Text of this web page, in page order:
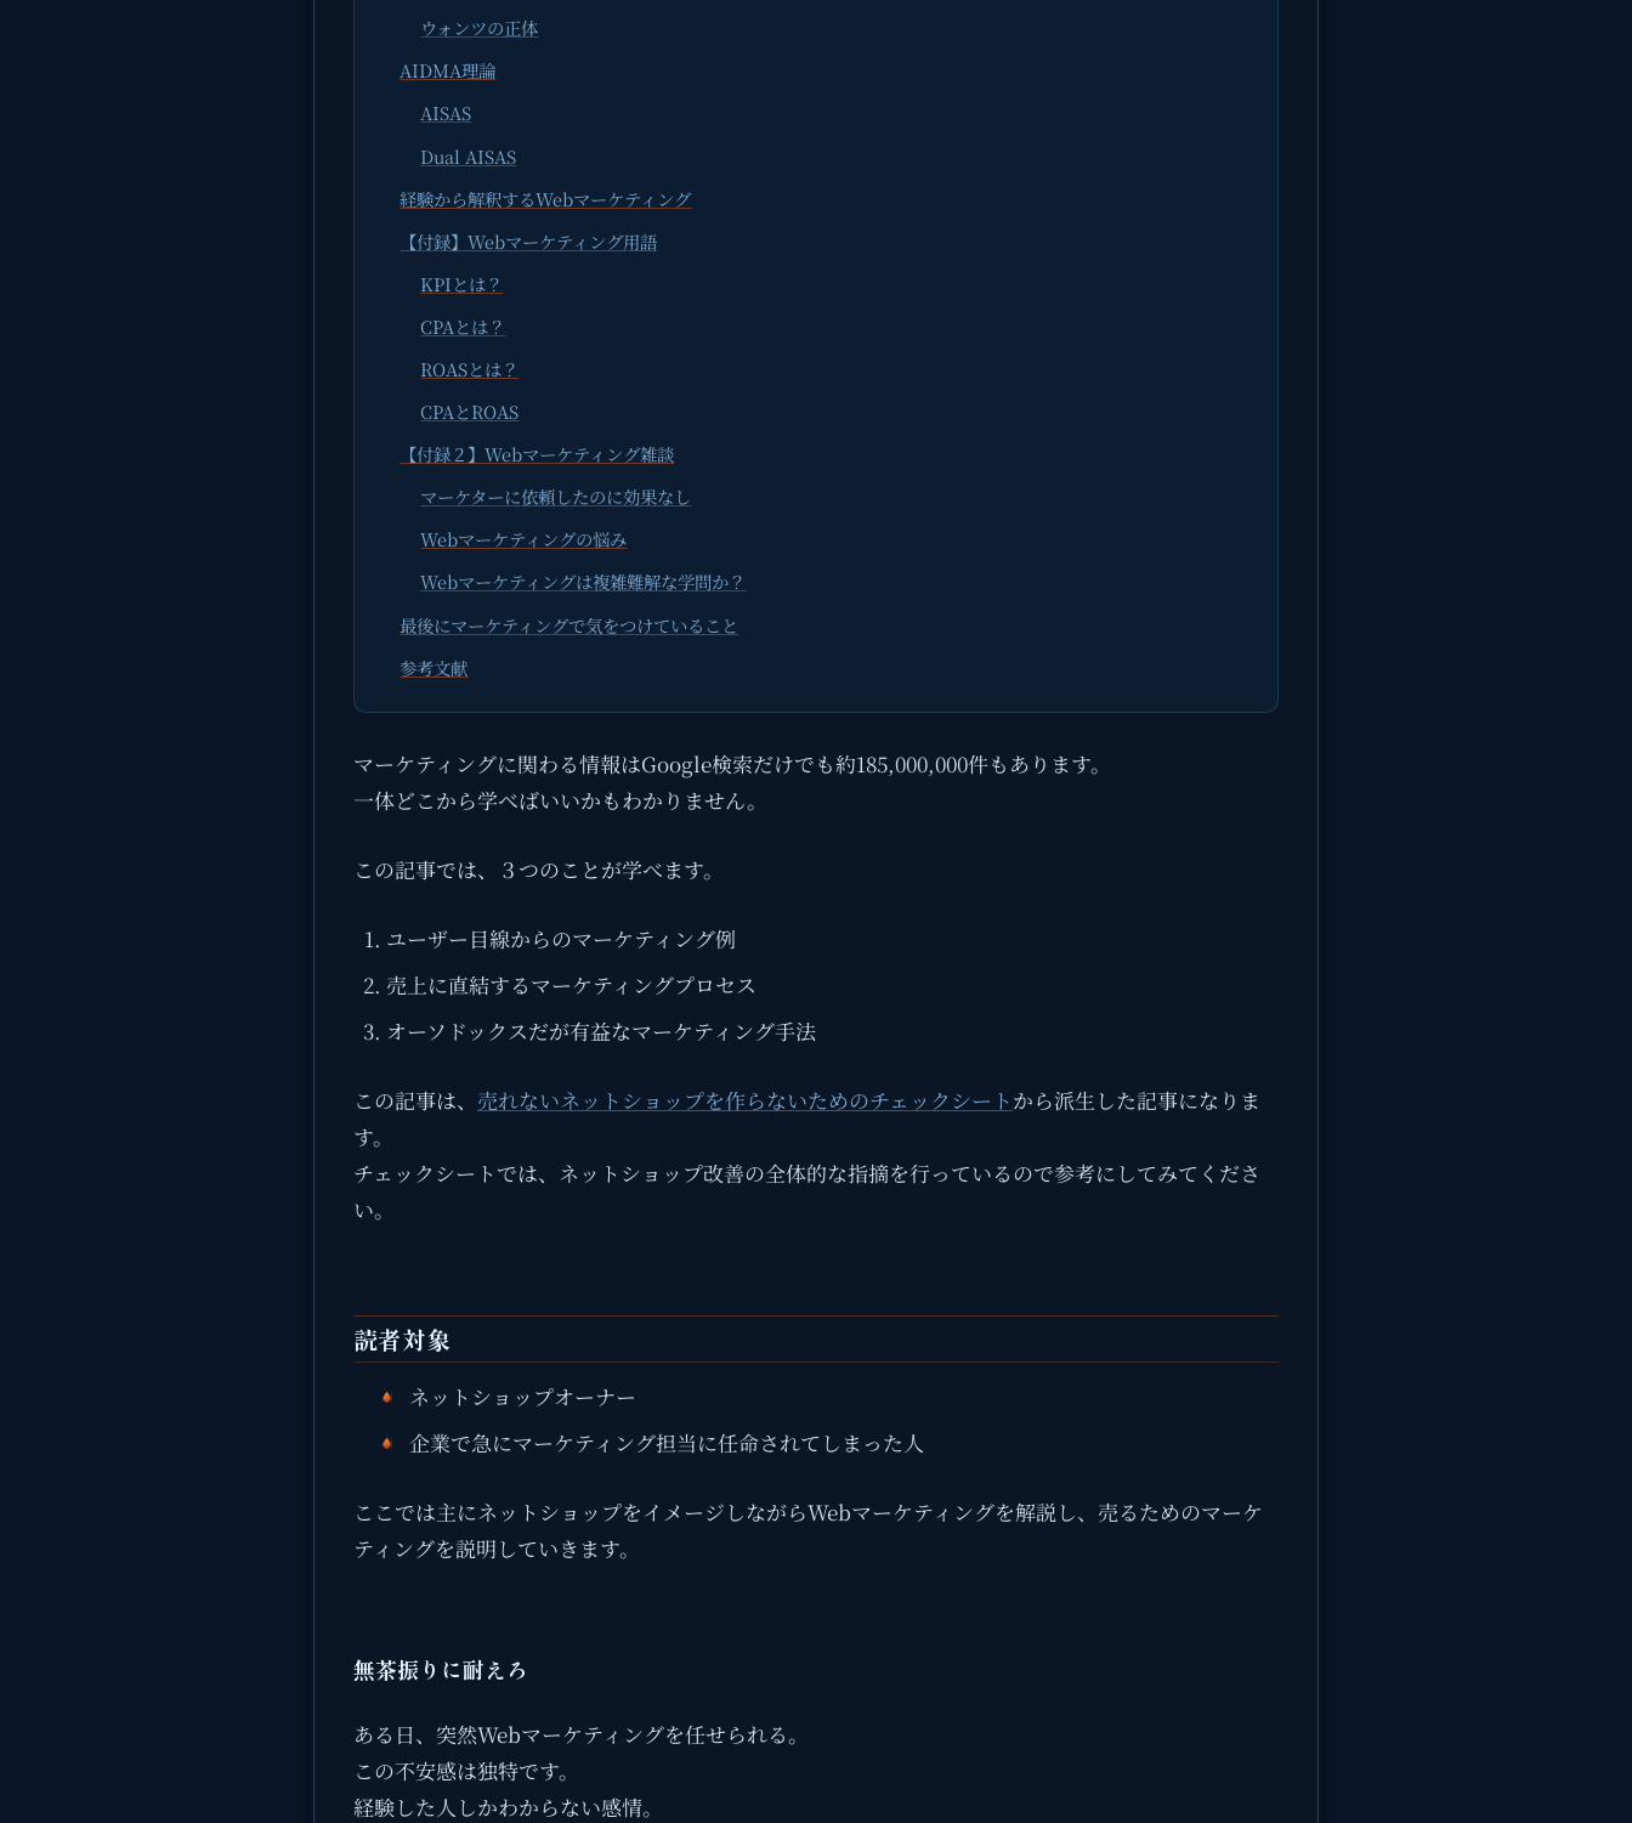
ウォンツの正体
AIDMA理論
AISAS
Dual AISAS
経験から解釈するWebマーケティング
【付録】Webマーケティング用語
KPIとは？
CPAとは？
ROASとは？
CPAとROAS
【付録２】Webマーケティング雑談
マーケターに依頼したのに効果なし
Webマーケティングの悩み
Webマーケティングは複雑難解な学問か？
最後にマーケティングで気をつけていること
参考文献
マーケティングに関わる情報はGoogle検索だけでも約185,000,000件もあります。
一体どこから学べばいいかもわかりません。
この記事では、３つのことが学べます。
ユーザー目線からのマーケティング例
売上に直結するマーケティングプロセス
オーソドックスだが有益なマーケティング手法
この記事は、 売れないネットショップを作らないためのチェックシート から派生した記事になりま
す。
チェックシートでは、ネットショップ改善の全体的な指摘を行っているので参考にしてみてくださ
い。
読者対象
ネットショップオーナー
企業で急にマーケティング担当に任命されてしまった人
ここでは主にネットショップをイメージしながらWebマーケティングを解説し、売るためのマーケ
ティングを説明していきます。
無茶振りに耐えろ
ある日、突然Webマーケティングを任せられる。
この不安感は独特です。
経験した人しかわからない感情。